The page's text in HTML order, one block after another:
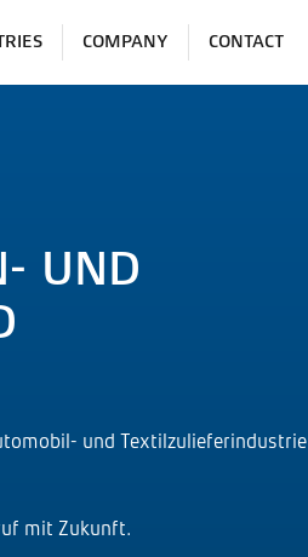
COMPANY CONTACT
UND
und Textilzulieferindustrie
mit Zukunft.